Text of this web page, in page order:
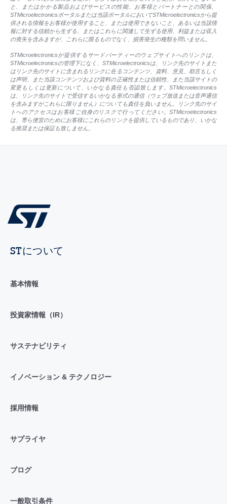
と、またはかかる製品およびサービスの性能、お客様とパートナーとの関係、
STMicroelectronicsポータルまたは当該ポータルにおいてSTMicroelectronicsから提
供される情報をお客様が使用すること、または使用できないこと、あるいは当該情
報に対する信頼から生ずる、またはこれらに関連して生ずる使用、利益または収入
の喪失を含みますが、これらに限るものでなく、損害発生の種類を問いません。
STMicroelectronicsが提供するサードパーティーのウェブサイトへのリンクは、
STMicroelectronicsの管理下になく、STMicroelectronicsは、リンク先のサイトまた
はリンク先のサイトに含まれるリンクに在るコンテンツ、資料、意見、助言もしく
は声明、また当該コンテンツおよび資料の正確性または信頼性、また当該サイトの
変更もしくは更新について、いかなる責任も否認致します。STMicroelectronics
は、リンク先のサイトで受信するいかなる形式の通信（ウェブ放送または音声通信
を含みますがこれらに限りません）についても責任を負いません。リンク先のサイ
トへのアクセスはお客様ご自身のリスクで行ってください。STMicroelectronics
は、専ら便宜のためにお客様にこれらのリンクを提供しているものであり、いかな
る推奨または保証も致しません。
STについて
基本情報
投資家情報（IR）
サステナビリティ
イノベーション & テクノロジー
採用情報
サプライヤ
ブログ
一般取引条件